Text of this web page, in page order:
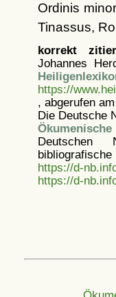
Ordinis
Tinassus,
korrekt
Johannes
https://
, abgerufen
Die Deutsche
Deutschen
https://d-
https://d-